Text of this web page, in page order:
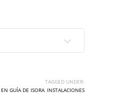
TAGGED UNDER:
GUÍA DE ISORA, INSTALACIONES